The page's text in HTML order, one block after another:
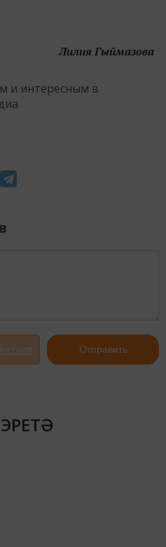
Лилия Гыймазова
и интересным в
Отправить